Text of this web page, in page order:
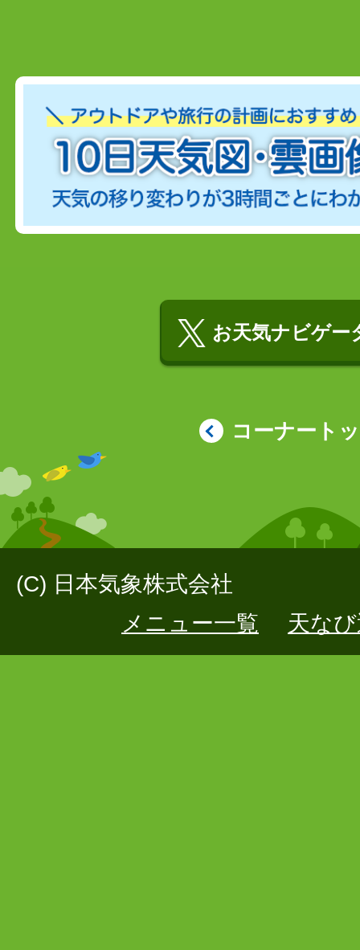
お天気ナビゲー
コーナート
(C) 日本気象株式会社
メニュー一覧
天な